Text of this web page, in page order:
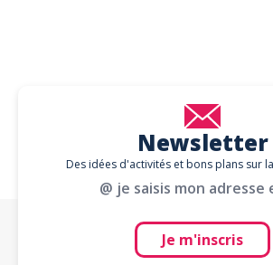
Newsletter
Des idées d'activités et bons plans sur
@ je saisis mon adresse
Je m'inscris